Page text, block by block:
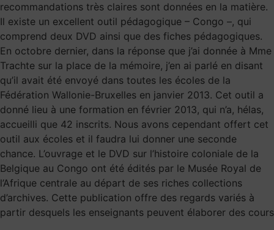
recommandations très claires sont données en la matière.
Il existe un excellent outil pédagogique – Congo –, qui
comprend deux DVD ainsi que des fiches pédagogiques.
En octobre dernier, dans la réponse que j’ai donnée à Mme
Trachte sur la place de la mémoire, j’en ai parlé en disant
qu’il avait été envoyé dans toutes les écoles de la
Fédération Wallonie-Bruxelles en janvier 2013. Cet outil a
donné lieu à une formation en février 2013, qui n’a, hélas,
accueilli que 42 inscrits. Nous avons cependant offert cet
outil aux écoles et il faudra lui donner une seconde
chance. L’ouvrage et le DVD sur l’histoire coloniale de la
Belgique au Congo ont été édités par le Musée Royal de
l’Afrique centrale au départ de ses riches collections
d’archives. Cette publication offre des regards variés à
partir desquels les enseignants peuvent élaborer des cours